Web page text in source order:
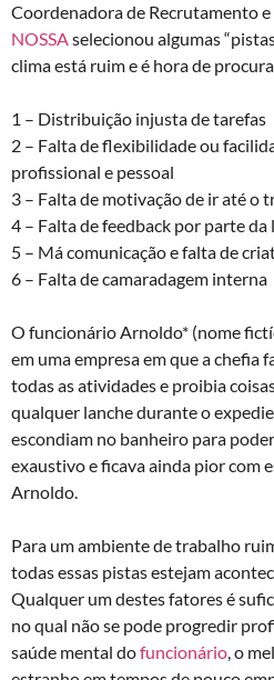
Coordenadora de Recrutamento
NOSSAselecionou algumas
clima está ruim e é hora de
1 – Distribuição injusta de tarefas
2 – Falta de flexibilidade ou
profissional e pessoal
3 – Falta de motivação de ir até o
4 – Falta de feedback por parte da
5 – Má comunicação e falta de
6 – Falta de camaradagem interna
O funcionário Arnoldo* (nome
em uma empresa em que a chefia
todas as atividades e proibia
qualquer lanche durante o
escondiam no banheiro para
exaustivo e ficava ainda pior com
Arnoldo.
Para um ambiente de trabalho
todas essas pistas estejam
Qualquer um destes fatores é
no qual não se pode progredir
saúde mental dofuncionário, o